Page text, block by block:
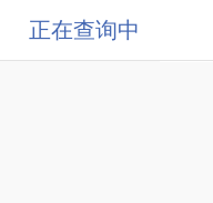
正在查询中